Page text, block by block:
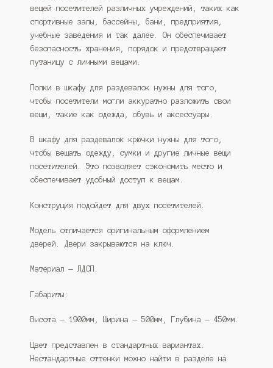
вещей посетителей различных учреждений, таких как
спортивные залы, бассейны, бани, предприятия,
учебные заведения и так далее. Он обеспечивает
безопасность хранения, порядок и предотвращает
путаницу с личными вещами.
Полки в шкафу для раздевалок нужны для того,
чтобы посетители могли аккуратно разложить свои
вещи, такие как одежда, обувь и аксессуары.
В шкафу для раздевалок крючки нужны для того,
чтобы вешать одежду, сумки и другие личные вещи
посетителей. Это позволяет сэкономить место и
обеспечивает удобный доступ к вещам.
Конструция подойдет для двух посетителей.
Модель отличается оригинальным оформлением
дверей. Двери закрываются на ключ.
Материал — ЛДСП.
Габариты:
Высота — 1900мм, Ширина — 500мм, Глубина — 450мм.
Цвет представлен в стандартных вариантах.
Нестандартные оттенки можно найти в разделе на